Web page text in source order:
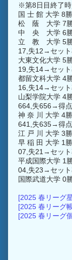
※第8日目終了
国 士 館 大学 8
松 蔭 大学 7勝
中 央 大学 6勝
立 教 大学 5勝
17,失12→セッ
大東文化大学 5
19,失14→セッ
都留文科大学 4
16,失14→セッ
山梨学院大学 4
664,失656→得
神 奈 川 大学 4
641,失635→得
江 戸 川 大学 3
早 稲 田 大学 1
07,失21→セッ
平成国際大学 1
04,失23→セッ
国際武道大学 0
[2025 春リーグ
[2025 春リーグ
[2025 春リーグ